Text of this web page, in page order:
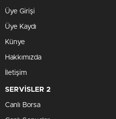
Üye Girişi
Üye Kaydı
Künye
Hakkımızda
İletişim
SERVİSLER 2
Canlı Borsa